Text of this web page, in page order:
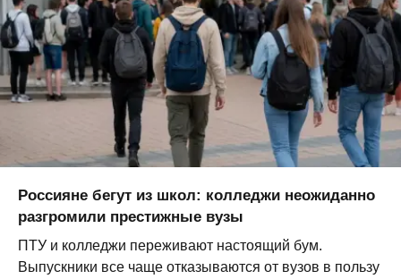
Россияне бегут из школ: колледжи неожиданно
разгромили престижные вузы
ПТУ и колледжи переживают настоящий бум.
Выпускники все чаще отказываются от вузов в пользу